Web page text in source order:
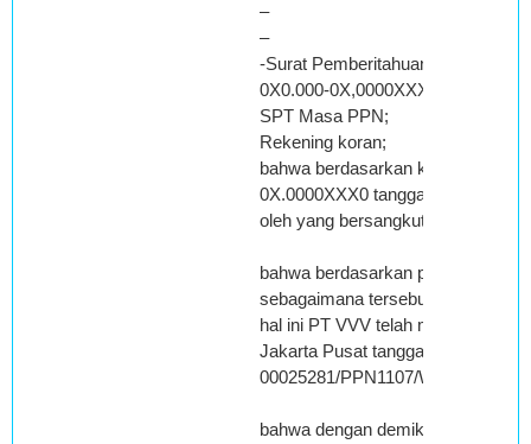
–
–
-Surat Pemberitahuan Masa PT
0X0.000-0X,0000XXX0;
SPT Masa PPN;
Rekening koran;
bahwa berdasarkan klarifikasi
0X.0000XXX0 tanggal 13/03/2008
oleh yang bersangkutan ke
bahwa berdasarkan pemeriksaan
sebagaimana tersebut di atas,
hal ini PT VVV telah melaporkan
Jakarta Pusat tanggal 15 Juli
00025281/PPN1107/WPJ.06/
bahwa dengan demikian Majelis